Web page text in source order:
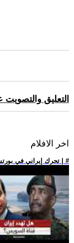
التعليق
اخر الافلام
.. تحرك إيراني في بورتسودان يهدد قناة السويس.. ما التفاصيل؟ | #